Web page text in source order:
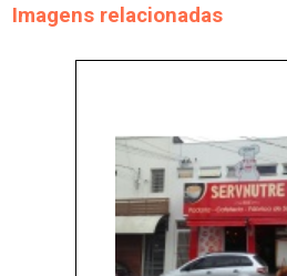
Imagens relacionadas